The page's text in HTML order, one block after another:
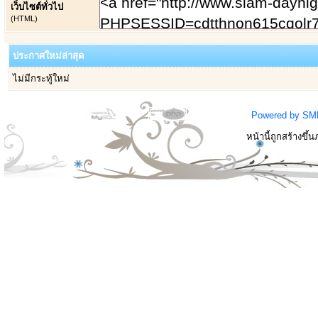
เว็บไซต์ทั่วไป
(HTML)
ประกาศใหม่ล่าสุด
ไม่มีกระทู้ใหม่
Powered by
หน้านี้ถูกสร้างขึ้น